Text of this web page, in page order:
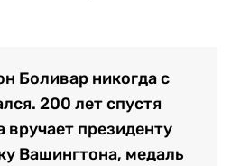
Боливар никогда с
200 лет спустя
вручает президенту
Вашингтона, медаль